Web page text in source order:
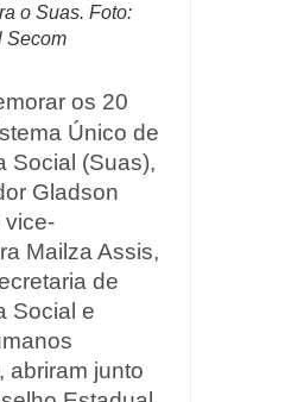
o Suas. Foto:
Secom
os 20
Único de
Social (Suas),
Gladson
vice-
Mailza Assis,
de
Social e
abriram junto